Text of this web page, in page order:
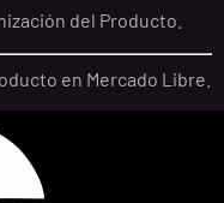
del Producto.
en Mercado Libre.